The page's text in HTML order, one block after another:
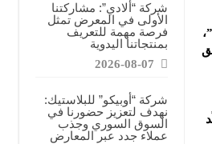
شركة “ألادي”: مشاركتنا
الأولى في المعرض تمثل
فرصة مهمة للتعريف
بمنتجاتنا اليدوية
2026-08-07
شركة “أوبيكو” للبلاستيك:
نهدف لتعزيز حضورنا في
السوق السوري وجذب
عملاء جدد عبر المعارض